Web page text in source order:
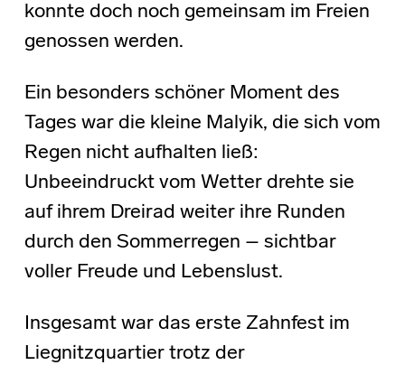
konnte doch noch gemeinsam im Freien
genossen werden.
Ein besonders schöner Moment des
Tages war die kleine Malyik, die sich vom
Regen nicht aufhalten ließ:
Unbeeindruckt vom Wetter drehte sie
auf ihrem Dreirad weiter ihre Runden
durch den Sommerregen – sichtbar
voller Freude und Lebenslust.
Insgesamt war das erste Zahnfest im
Liegnitzquartier trotz der